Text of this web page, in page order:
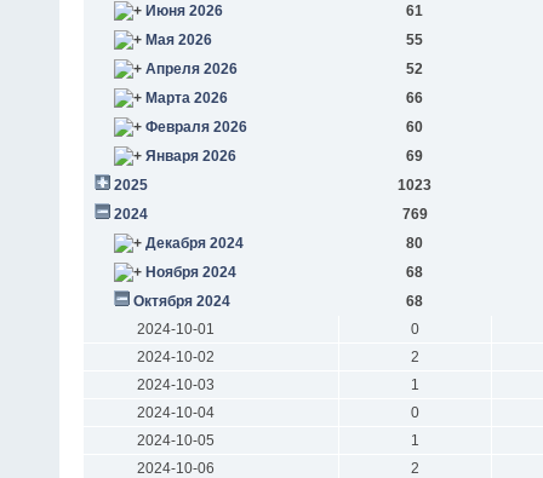
Июня 2026
61
Мая 2026
55
Апреля 2026
52
Марта 2026
66
Февраля 2026
60
Января 2026
69
2025
1023
2024
769
Декабря 2024
80
Ноября 2024
68
Октября 2024
68
2024-10-01
0
2024-10-02
2
2024-10-03
1
2024-10-04
0
2024-10-05
1
2024-10-06
2